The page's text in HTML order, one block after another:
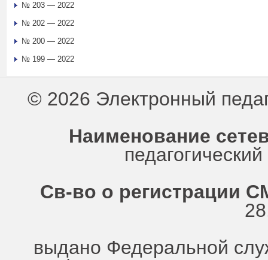
№ 203 — 2022
№ 202 — 2022
№ 200 — 2022
№ 199 — 2022
© 2026 Электронный
Наименование
Св-во о регистрации
выдано Федеральной